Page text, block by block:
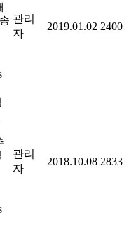
관리
자
2019.01.02 2400
관리
자
2018.10.08 2833